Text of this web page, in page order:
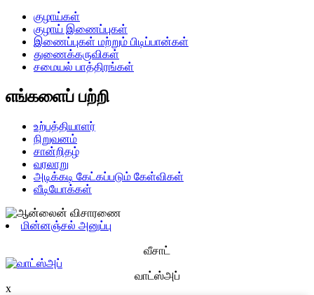
குழாய்கள்
குழாய் இணைப்புகள்
இணைப்புகள் மற்றும் பிடிப்பான்கள்
துணைக்கருவிகள்
சமையல் பாத்திரங்கள்
எங்களைப் பற்றி
உற்பத்தியாளர்
நிறுவனம்
சான்றிதழ்
வரலாறு
அடிக்கடி கேட்கப்படும் கேள்விகள்
வீடியோக்கள்
மின்னஞ்சல் அனுப்பு
வீசாட்
வாட்ஸ்அப்
x